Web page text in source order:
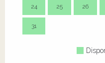
24 25 26
31